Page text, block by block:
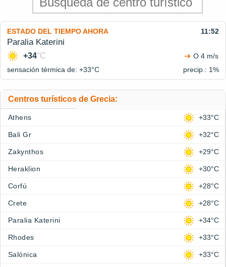
ESTADO DEL TIEMPO AHORA 11:52
Paralia Katerini
+34°C
O 4 m/s
sensación térmica de: +33°C precip.: 1%
Centros turísticos de Grecia:
Athens +33°C
Bali Gr +32°C
Zakynthos +29°C
Heraklion +30°C
Corfú +28°C
Crete +28°C
Paralia Katerini +34°C
Rhodes +33°C
Salónica +33°C